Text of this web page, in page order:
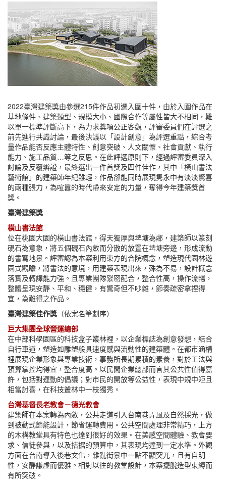
2022臺灣建築獎由參選215件作品初選入圍十件，由於入圍作品在
基地條件、建築類型、規模大小、國際合作等屬性皆大不相同，難
以單一標準評斷高下，為力求獎項公正客觀，評審委員們在評選之
前先進行共識討論，最後決議以「設計創意」為評選重點，綜合考
量作品能否反應主體特性、創意突破、人文關懷、社會貢獻、執行
能力、施工品質…等之反思。在此評選原則下，經過評審委員深入
討論及反覆辯證，最終選出一件首獎及四件佳作，其中「橫山書法
藝術館」的建築師年紀雖輕，作品卻能同時展現隽永中有淡淡驚喜
的兩種張力，為喧囂的時代帶來安定的力量，奪得今年建築獎首
獎。
臺灣建築獎
橫山書法館
位在桃園大園的橫山書法館，得天獨厚與埤塘為鄰，建築師以篆刻
硯石為意象，將五個硯石內斂而分散的放置在埤塘旁邊，形成流動
的書寫地景。評審認為本案利用東方的合院概念，塑造現代園林遊
園式觀瞻，將書法的意境，用建築表現出來，殊為不易，設計概念
落實及轉譯能力強。且專業團隊緊密配合，整合性高，操作流暢，
整體呈現安靜、平和、穩健，有驚奇但不吵雜，節奏疏密拿捏得
宜，為難得之作品。
臺灣建築佳作獎 （依案名筆劃序）
巨大集團全球營運總部
在中部科學園區的科技盒子叢林裡，以企業標誌為創意發想，結合
自行車道，塑造如雕塑般具速度感與流動性的建築體。在都市涵構
裡展現企業形象與專業技術，事務所長期累積的素養，對於工法與
預算掌控均得宜，整合度高。以民間企業總部而言其公共性值得嘉
許，包括對運動的倡議；對市民的開放等公益性，表現中規中矩且
相當討喜，在科技叢林中一枝獨秀。
台灣基督長老教會－德光教會
建築師在本案轉為內斂，公共走道引入台南巷弄風及自然採光，做
到被動式節能設計，節省運轉費用。公共空間處理非常精巧，上方
的木構教堂具有特色也達到很好的效果。在美感空間體驗、教會要
求、信徒參與，以及拮据的預算中，其表現均達到一定水準。外觀
方面在台南導入後巷文化，雜亂街景中一點不顯突兀，且有自明
性，安靜謙虛而優雅。相對以往的教堂設計，本案擺脫造型束縛而
有所突破。